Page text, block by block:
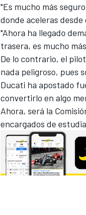
"Es mucho más
donde aceleras
"Ahora ha llegado
trasera, es mucho
De lo contrario, el
nada peligroso, pues
Ducati ha apostado
convertirlo en algo
Ahora, será la
encargados de